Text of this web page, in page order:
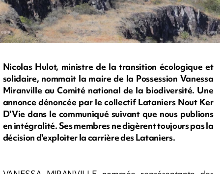
Nicolas Hulot, ministre de la transition écologique et
solidaire, nommait la maire de la Possession Vanessa
Miranville au Comité national de la biodiversité. Une
annonce dénoncée par le collectif Lataniers Nout Ker
D'Vie dans le communiqué suivant que nous publions
en intégralité. Ses membres ne digèrent toujours pas la
décision d'exploiter la carrière des Lataniers.